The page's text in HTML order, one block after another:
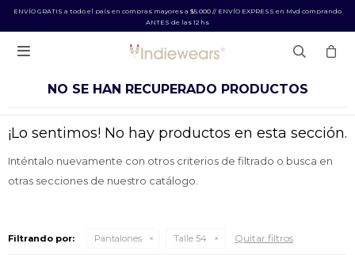
ENVÍO GRATIS a todo el país en compras mayores a $5.000 // ENVÍO EXPRESS en Mvd comprando
ANTES de las 12 hs

NO SE HAN RECUPERADO PRODUCTOS
¡Lo sentimos! No hay productos en esta sección.
Inténtalo nuevamente con otros criterios de filtrado o busca en
otras secciones de nuestro catálogo.
Filtrando por: Pantalones Talle 54 Quitar filtros